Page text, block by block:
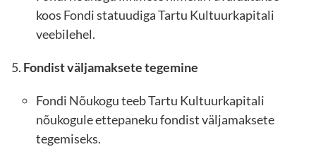
koos Fondi statuudiga Tartu Kultuurkapitali
veebilehel.
Fondist väljamaksete tegemine
Fondi Nõukogu teeb Tartu Kultuurkapitali
nõukogule ettepaneku fondist väljamaksete
tegemiseks.